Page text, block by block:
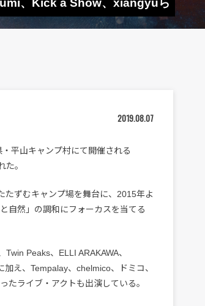
、Kick a Show、xiangyuら
2019.08.07
平山キャンプ村にて開催される
た。
たずむキャンプ場を舞台に、2015年よ
自然」の調和にフォーカスを当てる
Peaks、ELLI ARAKAWA、
え、Tempalay、chelmico、ドミコ、
たライブ・アクトも出演している。